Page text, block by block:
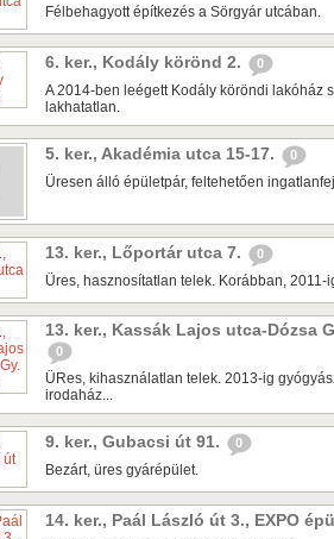
Félbehagyott építkezés a Sörgyár utcában.
6. ker., Kodály körönd 2. 0
A 2014-ben leégett Kodály köröndi lakóház
lakhatatlan.
5. ker., Akadémia utca 15-17. 0
Üresen álló épületpár, feltehetően
13. ker., Lőportár utca 7. 0
Üres, hasznosítatlan telek. Korábban,
13. ker., Kassák Lajos utca-Dózsa
0
ÜRes, kihasználatlan telek. 2013-ig
irodaház...
9. ker., Gubacsi út 91. 0
Bezárt, üres gyárépület.
14. ker., Paál László út 3., EXPO